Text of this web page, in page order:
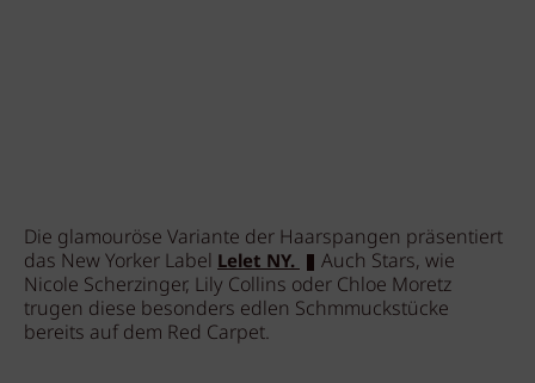
Die glamouröse Variante der Haarspangen präsentiert
das New Yorker Label Lelet NY.
Auch Stars, wie
Nicole Scherzinger, Lily Collins oder Chloe Moretz
trugen diese besonders edlen Schmmuckstücke
bereits auf dem Red Carpet.